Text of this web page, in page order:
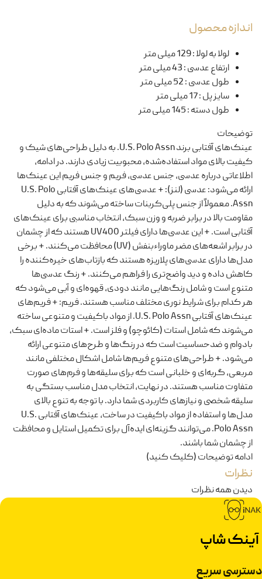
اندازه محصول
لولا به لولا:129 میلی متر
ارتفاع عدسی:43 میلی متر
طول عدسی:52 میلی متر
سایز پل:17 میلی متر
طول دسته:145 میلی متر
توضیحات
عینک‌های آفتابی برند U.S. Polo Assn. به دلیل طراحی‌های شیک و
کیفیت بالای مواد استفاده‌شده، محبوبیت زیادی دارند. در ادامه،
اطلاعاتی درباره عدسی، جنس عدسی، فریم و جنس فریم این عینک‌ها
ارائه می‌شود: عدسی (لنز): + عدسی‌های عینک‌های آفتابی U.S. Polo
Assn. معمولاً از جنس پلی‌کربنات ساخته می‌شوند که به دلیل
مقاومت بالا در برابر ضربه و وزن سبک، انتخاب مناسبی برای عینک‌های
آفتابی است. + این عدسی‌ها دارای فیلتر UV400 هستند که از چشمان
در برابر اشعه‌های مضر ماوراءبنفش (UV) محافظت می‌کنند. + برخی
مدل‌ها دارای عدسی‌های پلاریزه هستند که بازتاب‌های خیره‌کننده را
کاهش داده و دید واضح‌تری را فراهم می‌کنند. + رنگ عدسی‌ها
متنوع است و شامل رنگ‌هایی مانند دودی، قهوه‌ای و آبی می‌شود که
هر کدام برای شرایط نوری مختلف مناسب هستند. فریم: + فریم‌های
عینک‌های آفتابی U.S. Polo Assn. از مواد باکیفیت و متنوعی ساخته
می‌شوند که شامل استات (کائوچو) و فلز است. + استات ماده‌ای سبک،
بادوام و ضدحساسیت است که در رنگ‌ها و طرح‌های متنوعی ارائه
می‌شود. + طراحی‌های متنوع فریم‌ها شامل اشکال مختلفی مانند
مربعی، گربه‌ای و خلبانی است که برای سلیقه‌ها و فرم‌های صورت
متفاوت مناسب هستند. در نهایت، انتخاب مدل مناسب بستگی به
سلیقه شخصی و نیازهای کاربردی شما دارد. با توجه به تنوع بالای
مدل‌ها و استفاده از مواد باکیفیت در ساخت، عینک‌های آفتابی U.S.
Polo Assn. می‌توانند گزینه‌ای ایده‌آل برای تکمیل استایل و محافظت
از چشمان شما باشند.
ادامه توضیحات (کلیک کنید)
نظرات
دیدن همه نظرات
آینک شاپ
دسترسی سریع